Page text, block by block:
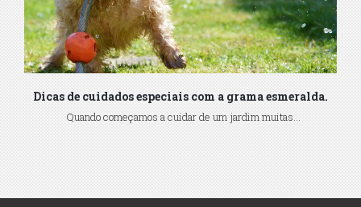
Dicas de cuidados especiais com a grama esmeralda.
Quando começamos a cuidar de um jardim muitas...